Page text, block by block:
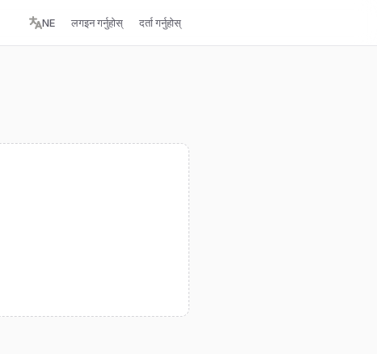
NE लगइन गर्नुहोस् दर्ता गर्नुहोस्